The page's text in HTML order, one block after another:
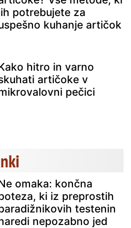
potrebujete za
kuhanje artičok
hitro in varno
artičoke v
pečici
omaka: končna
ki iz preprostih
testenin
nepozabno jed